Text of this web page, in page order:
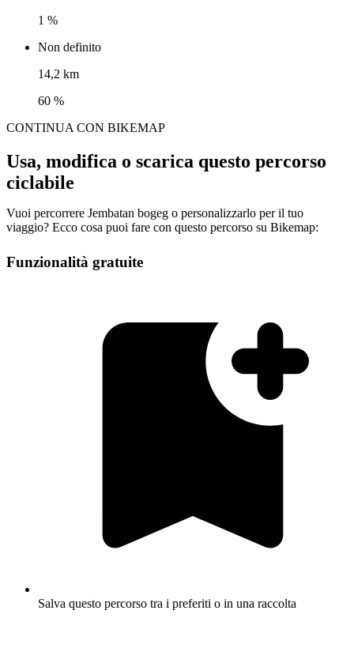
1 %
Non definito
14,2 km
60 %
CONTINUA CON BIKEMAP
Usa, modifica o scarica questo percorso
ciclabile
Vuoi percorrere Jembatan bogeg o personalizzarlo per il tuo
viaggio? Ecco cosa puoi fare con questo percorso su Bikemap:
Funzionalità gratuite
Salva questo percorso tra i preferiti o in una raccolta